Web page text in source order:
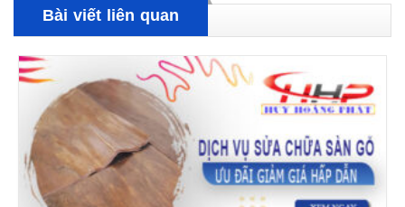
Bài viết liên quan